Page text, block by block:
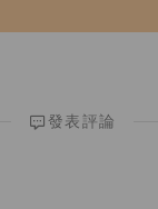
發表評論